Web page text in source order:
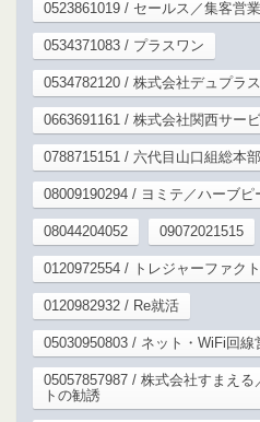
0523861019 / セールス／集客営業
0534371083 / プラスワン
0534782120 / 株式会社デュプラス
0663691161 / 株式会社関西サー
0788715151 / 六代目山口組総本部
08009190294 / ヨミテ／ハーブピ
08044204052 09072021515
0120972554 / トレジャーファク
0120982932 / Re就活
05030950803 / ネット・WiFi回線
05057857987 / 株式会社すまえ
トの勧誘